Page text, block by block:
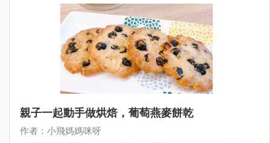
親子一起動手做烘焙，葡萄燕麥餅乾
作者：小飛媽媽咪呀